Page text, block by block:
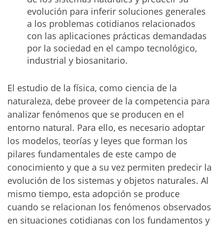
evolución para inferir soluciones generales
a los problemas cotidianos relacionados
con las aplicaciones prácticas demandadas
por la sociedad en el campo tecnológico,
industrial y biosanitario.
El estudio de la física, como ciencia de la
naturaleza, debe proveer de la competencia para
analizar fenómenos que se producen en el
entorno natural. Para ello, es necesario adoptar
los modelos, teorías y leyes que forman los
pilares fundamentales de este campo de
conocimiento y que a su vez permiten predecir la
evolución de los sistemas y objetos naturales. Al
mismo tiempo, esta adopción se produce
cuando se relacionan los fenómenos observados
en situaciones cotidianas con los fundamentos y